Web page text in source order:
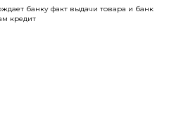
банку факт выдачи товара и банк
кредит